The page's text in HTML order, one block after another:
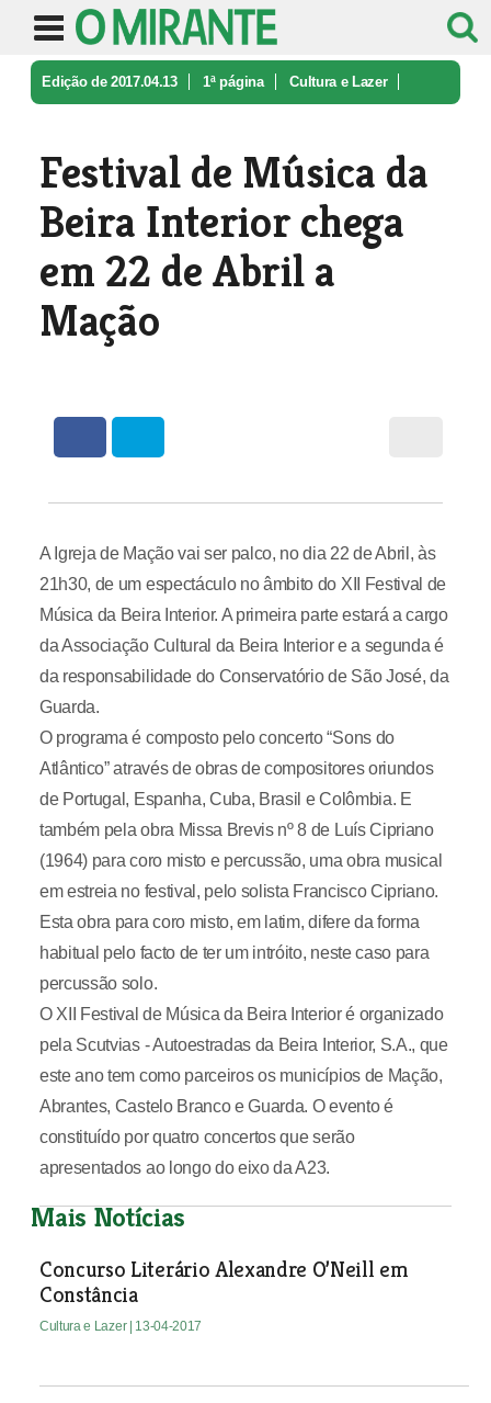
Edição de 2017.04.13 1ª página Cultura e Lazer
Festival de Música da
Beira Interior chega
em 22 de Abril a
Mação
A Igreja de Mação vai ser palco, no dia 22 de Abril, às
21h30, de um espectáculo no âmbito do XII Festival de
Música da Beira Interior. A primeira parte estará a cargo
da Associação Cultural da Beira Interior e a segunda é
da responsabilidade do Conservatório de São José, da
Guarda.
O programa é composto pelo concerto “Sons do
Atlântico” através de obras de compositores oriundos
de Portugal, Espanha, Cuba, Brasil e Colômbia. E
também pela obra Missa Brevis nº 8 de Luís Cipriano
(1964) para coro misto e percussão, uma obra musical
em estreia no festival, pelo solista Francisco Cipriano.
Esta obra para coro misto, em latim, difere da forma
habitual pelo facto de ter um intróito, neste caso para
percussão solo.
O XII Festival de Música da Beira Interior é organizado
pela Scutvias - Autoestradas da Beira Interior, S.A., que
este ano tem como parceiros os municípios de Mação,
Abrantes, Castelo Branco e Guarda. O evento é
constituído por quatro concertos que serão
apresentados ao longo do eixo da A23.
Mais Notícias
Concurso Literário Alexandre O’Neill em
Constância
Cultura e Lazer | 13-04-2017